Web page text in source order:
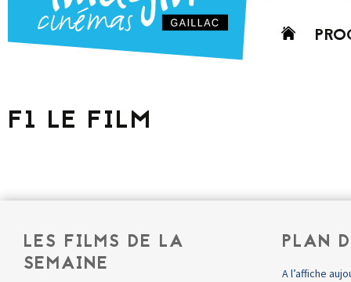
Aller
F1 LE FILM
LES FILMS DE LA
SEMAINE
PLAN
A l’affiche